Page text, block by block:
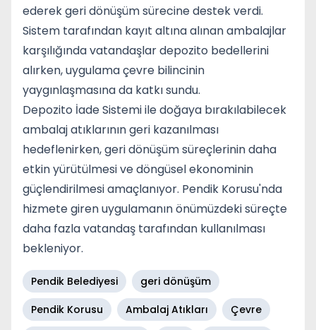
ederek geri dönüşüm sürecine destek verdi.
Sistem tarafından kayıt altına alınan ambalajlar
karşılığında vatandaşlar depozito bedellerini
alırken, uygulama çevre bilincinin
yaygınlaşmasına da katkı sundu.
Depozito İade Sistemi ile doğaya bırakılabilecek
ambalaj atıklarının geri kazanılması
hedeflenirken, geri dönüşüm süreçlerinin daha
etkin yürütülmesi ve döngüsel ekonominin
güçlendirilmesi amaçlanıyor. Pendik Korusu'nda
hizmete giren uygulamanın önümüzdeki süreçte
daha fazla vatandaş tarafından kullanılması
bekleniyor.
Pendik Belediyesi
geri dönüşüm
Pendik Korusu
Ambalaj Atıkları
Çevre